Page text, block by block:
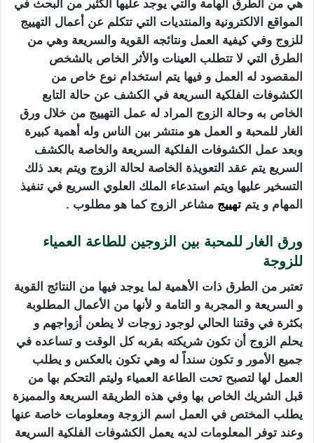
هي من الطرق الهامة والتي يوجد عليها الكثير من البحث في
المواقع الالكترونية والمنتديات التي تتكلم عن أعمال التهييج
للزوج وفي كيفية العمل ونتائجه القوية والسريعة وهي من
الطرق التي لا تتطلب العينات والأثر الخاص بالشخص
المقصود له العمل و فيها يتم استخدام نوع خاص من
الكشوفات الفلكية السريعة في الكشف عن حالة التابع
الخاص به وحالة الزوج المراد له عمل التهييج من خلال ورق
الغار للمحبة و العمل هو منتشر بين الناس وله أهمية كبيرة
وبعد عمل الكشوفات الفلكية السريعة والخاصة بالكشف
السريع يتم عقد التعويذة الخاصة لحالة الزوج ويتم بعد ذلك
التسخير عليها ويتم استدعاء الملك العلوي السريع في تنفيذ
المهام و يتم تهييج مشاعر الزوج كما هو مطلوب .
ورق الغار للمحبة بين الزوجين للطاعة العمياء
للزوجة
تعتبر من الطرق ذات الأهمية لما يوجد فيها من النتائج القوية
و السريعة و المجربة و التامة و لأنها من الأعمال المطلوبة
بكثرة في وقتنا الحالي لوجود زوجات لا يطعن أزواجهم و
يحلم الزوج أن تكون شريكته بقربه كل الوقت و تساعده في
جميع الأمور و تكون سنداً له وهي تكون بالعكس و يطلب
العمل لها لتصبح تحت الطاعة العمياء وليتم التحكم بها من
قبل الشريك الخاص بها وفي هذه الطريقة السريعة والمميزة
يطلب المختص في العمل اسم الزوجة ومعلومات خاصة عنها
وعند توفر المعلومات لديه يعمل الكشوفات الفلكية السريعة